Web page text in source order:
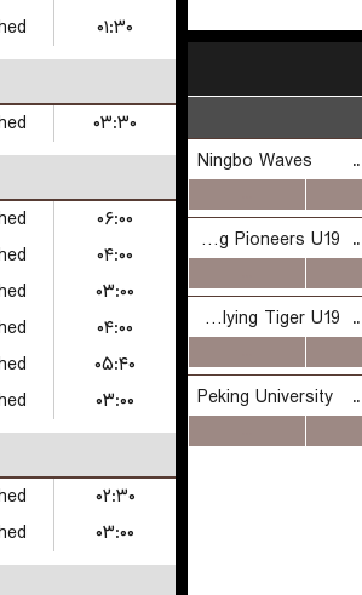
۰۱:۳۰
۰۳:۳۰
۰۶:۰۰
۰۴:۰۰
۰۳:۰۰
۰۴:۰۰
۰۵:۴۰
۰۳:۰۰
۰۲:۳۰
۰۳:۰۰